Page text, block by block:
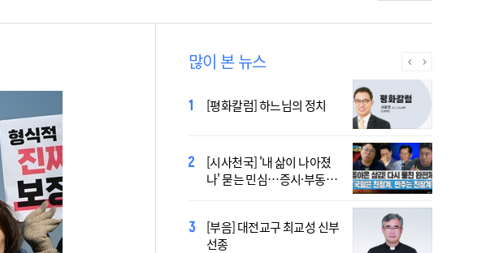
많이 본 뉴스
[평화칼럼] 하느님의 정치
[시사천국] '내 삶이 나아졌
나' 묻는 민심…증시·부동산
[부음] 대전교구 최교성 신부
선종
[시사천국] 알고 싶지 않은 폭
염의 진실…올해가 가장 시
[시사천국] 홍춘욱 "단일종목 레버리지 ETF는
없애는 게 맞다"
오늘 공개…한국인 곡 선정